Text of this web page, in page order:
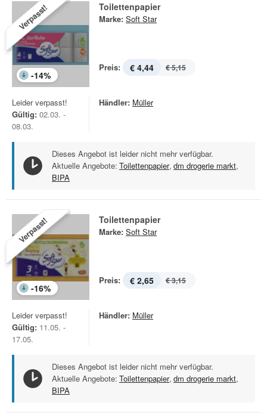
Verpasst!
-14%
Toilettenpapier
Marke: Soft Star
Preis: € 4,44 € 5,15
Leider verpasst!
Gültig: 02.03. -
08.03.
Händler: Müller
Dieses Angebot ist leider nicht mehr verfügbar.
Aktuelle Angebote: Toilettenpapier, dm drogerie markt,
BIPA
Verpasst!
-16%
Toilettenpapier
Marke: Soft Star
Preis: € 2,65 € 3,15
Leider verpasst!
Gültig: 11.05. -
17.05.
Händler: Müller
Dieses Angebot ist leider nicht mehr verfügbar.
Aktuelle Angebote: Toilettenpapier, dm drogerie markt,
BIPA